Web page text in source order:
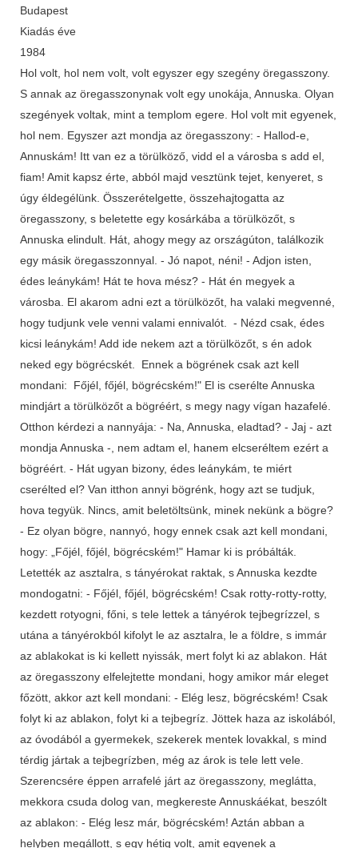
Budapest
Kiadás éve
1984
Hol volt, hol nem volt, volt egyszer egy szegény öregasszony.
S annak az öregasszonynak volt egy unokája, Annuska. Olyan
szegények voltak, mint a templom egere. Hol volt mit egyenek,
hol nem. Egyszer azt mondja az öregasszony: - Hallod-e,
Annuskám! Itt van ez a törülköző, vidd el a városba s add el,
fiam! Amit kapsz érte, abból majd vesztünk tejet, kenyeret, s
úgy éldegélünk. Összerételgette, összehajtogatta az
öregasszony, s beletette egy kosárkába a törülközőt, s
Annuska elindult. Hát, ahogy megy az országúton, találkozik
egy másik öregasszonnyal. - Jó napot, néni! - Adjon isten,
édes leánykám! Hát te hova mész? - Hát én megyek a
városba. El akarom adni ezt a törülközőt, ha valaki megvenné,
hogy tudjunk vele venni valami ennivalót. - Nézd csak, édes
kicsi leánykám! Add ide nekem azt a törülközőt, s én adok
neked egy bögrécskét. Ennek a bögrének csak azt kell
mondani: Főjél, főjél, bögrécském!" El is cserélte Annuska
mindjárt a törülközőt a bögréért, s megy nagy vígan hazafelé.
Otthon kérdezi a nannyája: - Na, Annuska, eladtad? - Jaj - azt
mondja Annuska -, nem adtam el, hanem elcseréltem ezért a
bögréért. - Hát ugyan bizony, édes leánykám, te miért
cserélted el? Van itthon annyi bögrénk, hogy azt se tudjuk,
hova tegyük. Nincs, amit beletöltsünk, minek nekünk a bögre?
- Ez olyan bögre, nannyó, hogy ennek csak azt kell mondani,
hogy: „Főjél, főjél, bögrécském!" Hamar ki is próbálták.
Letették az asztalra, s tányérokat raktak, s Annuska kezdte
mondogatni: - Főjél, főjél, bögrécském! Csak rotty-rotty-rotty,
kezdett rotyogni, főni, s tele lettek a tányérok tejbegrízzel, s
utána a tányérokból kifolyt le az asztalra, le a földre, s immár
az ablakokat is ki kellett nyissák, mert folyt ki az ablakon. Hát
az öregasszony elfelejtette mondani, hogy amikor már eleget
főzött, akkor azt kell mondani: - Elég lesz, bögrécském! Csak
folyt ki az ablakon, folyt ki a tejbegríz. Jöttek haza az iskolából,
az óvodából a gyermekek, szekerek mentek lovakkal, s mind
térdig jártak a tejbegrízben, még az árok is tele lett vele.
Szerencsére éppen arrafelé járt az öregasszony, meglátta,
mekkora csuda dolog van, megkereste Annuskáékat, beszólt
az ablakon: - Elég lesz már, bögrécském! Aztán abban a
helyben megállott, s egy hétig volt, amit egyenek a